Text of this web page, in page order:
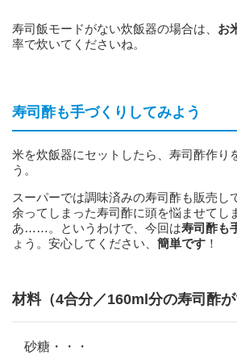
寿司飯モードがない炊飯器の場合は、 お
率で炊いてくださいね。
寿司酢も手づくりしてみよう
米を炊飯器にセットしたら、寿司酢作り
う。
スーパーでは調味済みの寿司酢も販売し
余ってしまった寿司酢に頭を悩ませてし
あ……。というわけで、今回は寿司酢も
ょう。安心してください、 簡単です ！
材料（4合分／160ml分の寿司酢が
砂糖・・・